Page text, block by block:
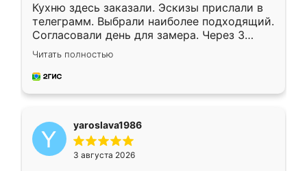
Кухню здесь заказали. Эскизы прислали в
телеграмм. Выбрали наиболее подходящий.
Согласовали день для замера. Через 3
недели кухня была уже готова. Остались
довольны работой. Спасибо Ренессанс
мебель за качественную работу!
Читать полностью
yaroslava1986
3 августа 2026